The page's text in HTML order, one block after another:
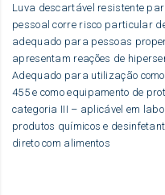
Luva descartável resistente
pessoal corre risco particular
adequado para pessoas
apresentam reações de
Adequado para utilização
455 e como equipamento de
categoria III – aplicável em
produtos químicos e
direto com alimentos